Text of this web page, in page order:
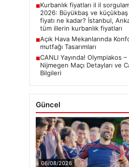
■Kurbanlık fiyatları il il
2026: Büyükbaş ve küçükbaş
fiyatı ne kadar? İstanbul,
tüm illerin kurbanlık fiyatları
■Açık Hava Mekanlarında
mutfağı Tasarımları
■CANLI Yayında! Olympiakos –
Nijmegen Maçı Detayları ve
Bilgileri
Güncel
06/08/2026